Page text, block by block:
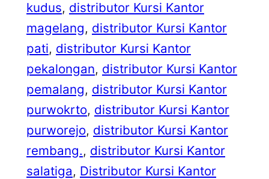
kudus, distributor Kursi Kantor
magelang, distributor Kursi Kantor
pati, distributor Kursi Kantor
pekalongan, distributor Kursi Kantor
pemalang, distributor Kursi Kantor
purwokrto, distributor Kursi Kantor
purworejo, distributor Kursi Kantor
rembang., distributor Kursi Kantor
salatiga, Distributor Kursi Kantor